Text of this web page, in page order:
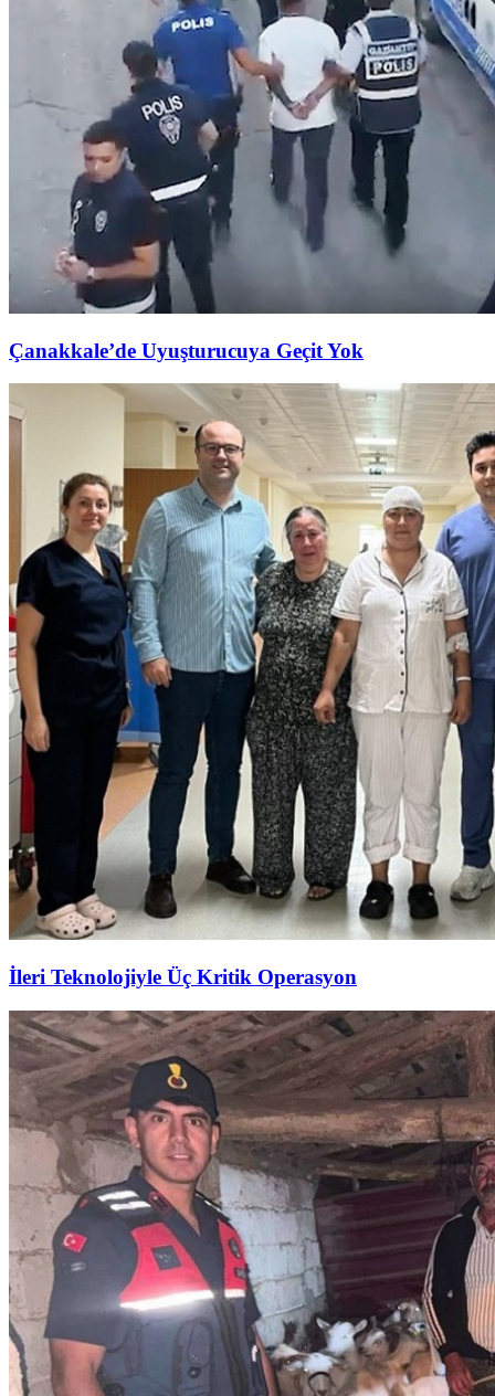
Çanakkale’de Uyuşturucuya Geçit Yok
İleri Teknolojiyle Üç Kritik Operasyon